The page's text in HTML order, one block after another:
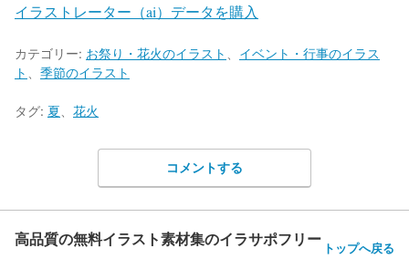
イラストレーター（ai）データを購入
カテゴリー: お祭り・花火のイラスト
イベント・行事のイラス
ト
季節のイラスト
タグ: 夏 花火
コメントする
高品質の無料イラスト素材集のイラサポフリー トップへ戻る